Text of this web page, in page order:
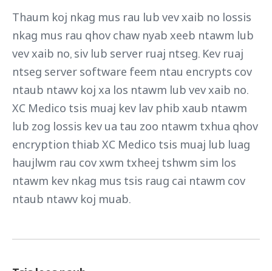
Thaum koj nkag mus rau lub vev xaib no lossis
nkag mus rau qhov chaw nyab xeeb ntawm lub
vev xaib no, siv lub server ruaj ntseg. Kev ruaj
ntseg server software feem ntau encrypts cov
ntaub ntawv koj xa los ntawm lub vev xaib no.
XC Medico tsis muaj kev lav phib xaub ntawm
lub zog lossis kev ua tau zoo ntawm txhua qhov
encryption thiab XC Medico tsis muaj lub luag
haujlwm rau cov xwm txheej tshwm sim los
ntawm kev nkag mus tsis raug cai ntawm cov
ntaub ntawv koj muab.